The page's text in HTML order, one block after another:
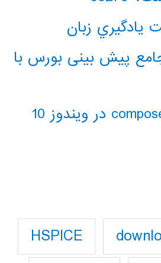
زبان
پیش بینی بورس با
HSPICE